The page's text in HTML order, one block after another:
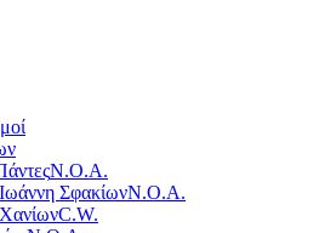
Ν.Ο.Α.
ΣφακίωνΝ.Ο.Α.
C.W.